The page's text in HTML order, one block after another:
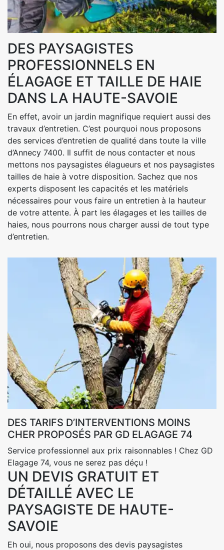
DES PAYSAGISTES
PROFESSIONNELS EN
ÉLAGAGE ET TAILLE DE HAIE
DANS LA HAUTE-SAVOIE
En effet, avoir un jardin magnifique requiert aussi des
travaux d’entretien. C’est pourquoi nous proposons
des services d’entretien de qualité dans toute la ville
d’Annecy 7400. Il suffit de nous contacter et nous
mettons nos paysagistes élagueurs et nos paysagistes
tailles de haie à votre disposition. Sachez que nos
experts disposent les capacités et les matériels
nécessaires pour vous faire un entretien à la hauteur
de votre attente. À part les élagages et les tailles de
haies, nous pourrons nous charger aussi de tout type
d’entretien.
DES TARIFS D’INTERVENTIONS MOINS
CHER PROPOSÉS PAR GD ELAGAGE 74
Service professionnel aux prix raisonnables ! Chez GD
Elagage 74, vous ne serez pas déçu !
UN DEVIS GRATUIT ET
DÉTAILLÉ AVEC LE
PAYSAGISTE DE HAUTE-
SAVOIE
Eh oui, nous proposons des devis paysagistes